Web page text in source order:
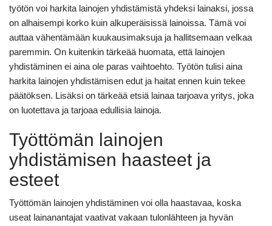
työtön voi harkita lainojen yhdistämistä yhdeksi lainaksi, jossa
on alhaisempi korko kuin alkuperäisissä lainoissa. Tämä voi
auttaa vähentämään kuukausimaksuja ja hallitsemaan velkaa
paremmin. On kuitenkin tärkeää huomata, että lainojen
yhdistäminen ei aina ole paras vaihtoehto. Työtön tulisi aina
harkita lainojen yhdistämisen edut ja haitat ennen kuin tekee
päätöksen. Lisäksi on tärkeää etsiä lainaa tarjoava yritys, joka
on luotettava ja tarjoaa edullisia lainoja.
Työttömän lainojen
yhdistämisen haasteet ja
esteet
Työttömän lainojen yhdistäminen voi olla haastavaa, koska
useat lainanantajat vaativat vakaan tulonlähteen ja hyvän